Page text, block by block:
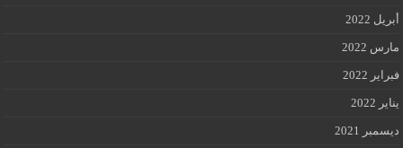
أبريل 2022
مارس 2022
فبراير 2022
يناير 2022
ديسمبر 2021